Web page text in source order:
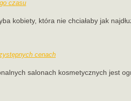
czasu
kobiety, która nie chciałaby jak
cenach
salonach kosmetycznych jest